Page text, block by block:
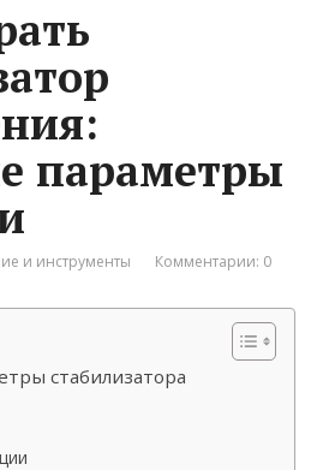
параметры
и инструменты Комментарии: 0
стабилизатора